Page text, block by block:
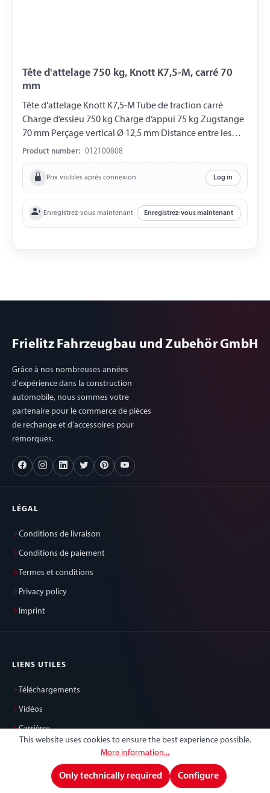
Tête d'attelage 750 kg, Knott K7,5-M, carré 70
mm
Tête d'attelage Knott K7,5-M Tube de traction carré
Charge d‘essieu 750 kg Charge d‘appui 75 kg Zugstange
70 mm Perçage vertical Ø 12,5 mm Distance entre les
Perçages 90 mm
Product number: 012100808
Prix visibles après connexion Log in
Enregistrez-vous maintenant Enregistrez-vous maintenant
Frielitz Fahrzeugbau und Zubehör GmbH
Grâce à nos nombreuses années
d'expérience dans la construction
automobile, nous sommes votre
partenaire pour le commerce de pièces
de rechange et d'accessoires pour
remorques.
LÉGAL
Conditions de livraison
Conditions de paiement
Termes et conditions
Privacy policy
Imprint
LIENS UTILES
Téléchargements
Vidéos
Carrières
This website uses cookies to ensure the best experience possible.
More information...
Only technically required Configure